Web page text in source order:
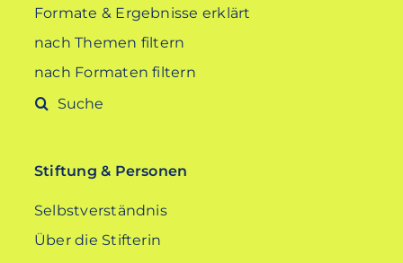
Formate & Ergebnisse erklärt
nach Themen filtern
nach Formaten filtern
Suche
Stiftung & Personen
Selbstverständnis
Über die Stifterin